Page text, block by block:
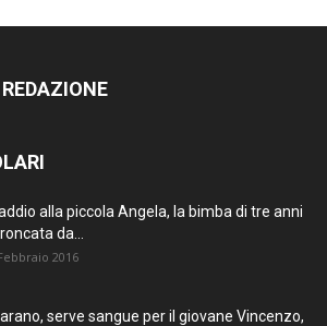
alla piccola Angela, la bimba di tre anni
da...
2016
serve sangue per il giovane Vincenzo,